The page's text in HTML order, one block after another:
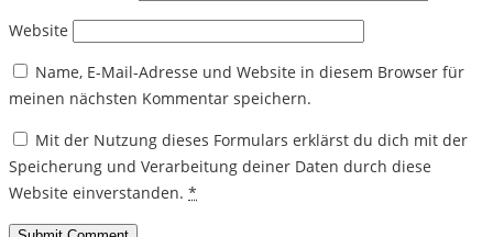
Website
Name, E-Mail-Adresse und Website in diesem Browser für
meinen nächsten Kommentar speichern.
Mit der Nutzung dieses Formulars erklärst du dich mit der
Speicherung und Verarbeitung deiner Daten durch diese
Website einverstanden. *